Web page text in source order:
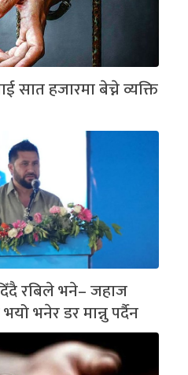
सात हजारमा बेच्ने व्यक्ति
रबिले भने– जहाज
भनेर डर मान्नु पर्दैन